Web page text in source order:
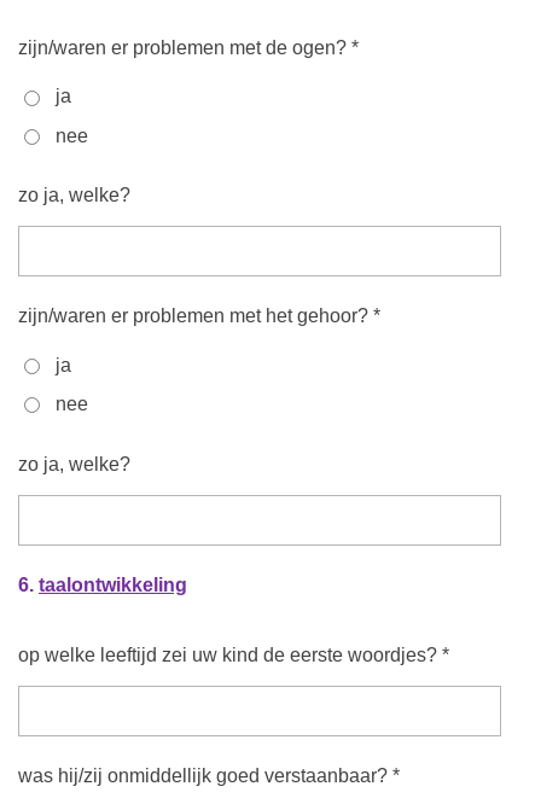
zijn/waren er problemen met de ogen? *
ja
nee
zo ja, welke?
zijn/waren er problemen met het gehoor? *
ja
nee
zo ja, welke?
6. taalontwikkeling
op welke leeftijd zei uw kind de eerste woordjes? *
was hij/zij onmiddellijk goed verstaanbaar? *